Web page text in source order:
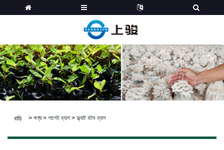
বাড়ি > পণ্য> গাসেট ব্যাগ >ফ্ল্যাট বটম ব্যাগ